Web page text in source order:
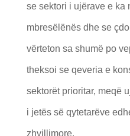
se sektori i ujërave e ka
mbresëlënës dhe se
vërteton sa shumë po
theksoi se qeveria e
sektorët prioritar, meqë
i jetës së qytetarëve
zhvillimore.